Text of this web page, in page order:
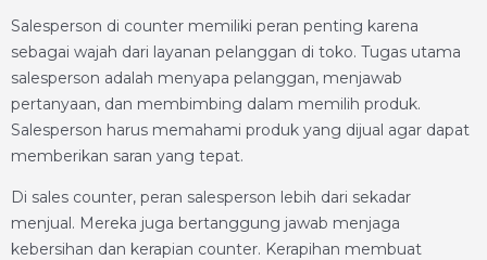
Salesperson di counter memiliki peran penting karena
sebagai wajah dari layanan pelanggan di toko. Tugas utama
salesperson adalah menyapa pelanggan, menjawab
pertanyaan, dan membimbing dalam memilih produk.
Salesperson harus memahami produk yang dijual agar dapat
memberikan saran yang tepat.
Di sales counter, peran salesperson lebih dari sekadar
menjual. Mereka juga bertanggung jawab menjaga
kebersihan dan kerapian counter. Kerapihan membuat